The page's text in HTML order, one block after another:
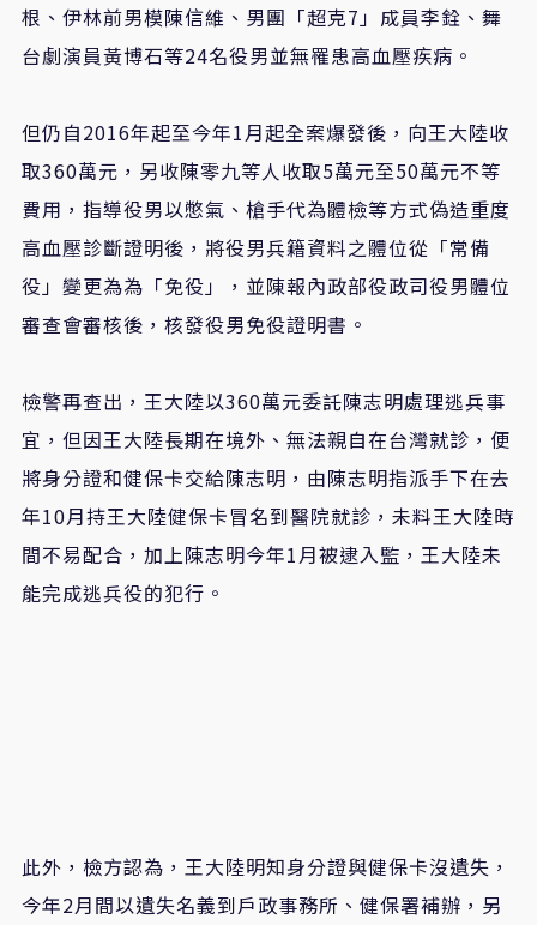
根、伊林前男模陳信維、男團「超克7」成員李銓、舞
台劇演員黃博石等24名役男並無罹患高血壓疾病。
但仍自2016年起至今年1月起全案爆發後，向王大陸收
取360萬元，另收陳零九等人收取5萬元至50萬元不等
費用，指導役男以憋氣、槍手代為體檢等方式偽造重度
高血壓診斷證明後，將役男兵籍資料之體位從「常備
役」變更為為「免役」，並陳報內政部役政司役男體位
審查會審核後，核發役男免役證明書。
檢警再查出，王大陸以360萬元委託陳志明處理逃兵事
宜，但因王大陸長期在境外、無法親自在台灣就診，便
將身分證和健保卡交給陳志明，由陳志明指派手下在去
年10月持王大陸健保卡冒名到醫院就診，未料王大陸時
間不易配合，加上陳志明今年1月被逮入監，王大陸未
能完成逃兵役的犯行。
此外，檢方認為，王大陸明知身分證與健保卡沒遺失，
今年2月間以遺失名義到戶政事務所、健保署補辦，另